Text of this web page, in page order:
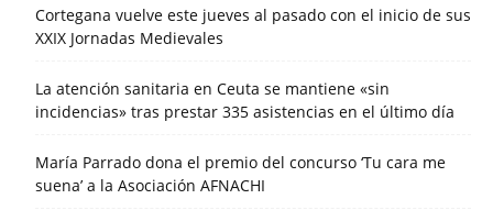
Cortegana vuelve este jueves al pasado con el inicio de sus
XXIX Jornadas Medievales
La atención sanitaria en Ceuta se mantiene «sin
incidencias» tras prestar 335 asistencias en el último día
María Parrado dona el premio del concurso ‘Tu cara me
suena’ a la Asociación AFNACHI